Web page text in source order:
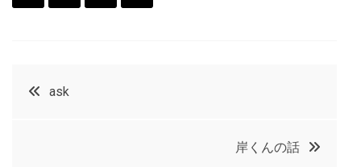
t
投
ask
岸くんの話